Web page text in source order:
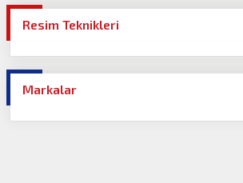
Resim Teknikleri
Markalar